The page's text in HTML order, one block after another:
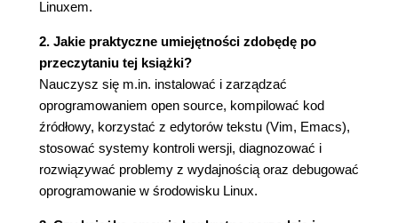
1.8. Aktualizowanie pakietów (64)
1.8.1. APT 3 Advanced Package Tool (66)
1.8.2. YUM 3 Yellowdog Updater Modified
(67)
1.8.3. Synaptic 3 nakładka narzędzia APT z
graficznym interfejsem użytkownika (67)
1.8.4. up2date 3 narzędzie aktualizujące
pakiety dystrybucji Red Hat (69)
1.9. Podsumowanie (71)
Linuxem.
2. Jakie praktyczne umiejętności zdobędę po
przeczytaniu tej książki?
Nauczysz się m.in. instalować i zarządzać
oprogramowaniem open source, kompilować kod
źródłowy, korzystać z edytorów tekstu (Vim, Emacs),
stosować systemy kontroli wersji, diagnozować i
rozwiązywać problemy z wydajnością oraz debugować
oprogramowanie w środowisku Linux.